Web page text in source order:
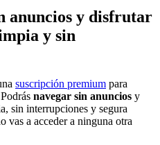
anuncios y disfrutar
y sin
suscripción premium para
navegar sin anuncios y
sin interrupciones y segura
vas a acceder a ninguna otra